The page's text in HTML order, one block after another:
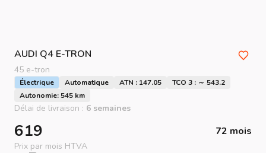
AUDI Q4 E-TRON
45 e-tron
Électrique Automatique ATN : 147.05
TCO 3 : ～ 543.2
Autonomie: 545 km
Délai de livraison : 6 semaines
619 72 mois
Prix par mois HTVA